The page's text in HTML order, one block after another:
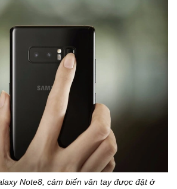
Note8, cảm biến vân tay được đặt ở